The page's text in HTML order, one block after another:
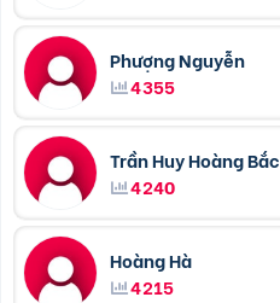
Phượng Nguyễn
4355
Trần Huy Hoàng Bắc
4240
Hoàng Hà
4215